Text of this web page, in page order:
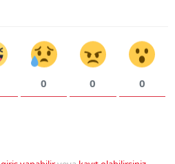
0 0 0